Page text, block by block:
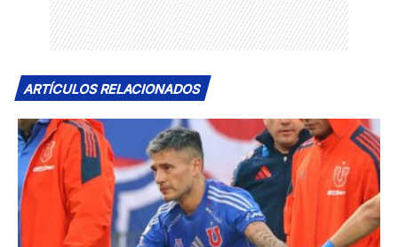
ARTÍCULOS RELACIONADOS